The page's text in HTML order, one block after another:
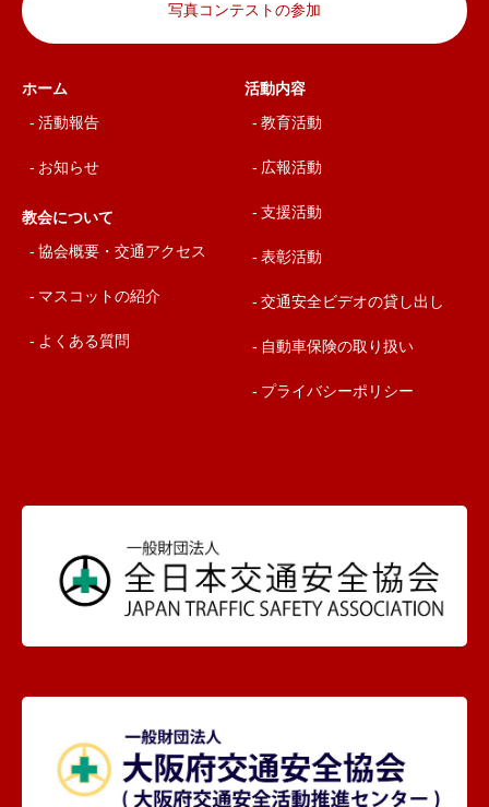
写真コンテストの参加
ホーム
活動報告
お知らせ
教会について
協会概要・交通アクセス
マスコットの紹介
よくある質問
活動内容
教育活動
広報活動
支援活動
表彰活動
交通安全ビデオの貸し出し
自動車保険の取り扱い
プライバシーポリシー